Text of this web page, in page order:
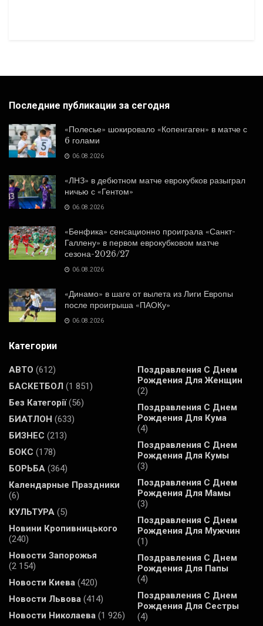
Последние публикации за сегодня
«Полесье» шокировало «Копенгаген» в матче с
6 голами
06.08.2026
«ЛНЗ» в дебютном матче еврокубков разыграл
ничью с «Гентом»
06.08.2026
«Бенфика» сенсационно проиграла «Санкт-
Галлену» в первом еврокубковом матче
сезона-2026/27
06.08.2026
«Динамо» в шаге от вылета из Лиги Европы
после проигрыша «ПАОКу»
06.08.2026
Категории
АВТО (612)
БАСКЕТБОЛ (1 851)
Без Категорії(56)
БИАТЛОН (633)
БИЗНЕС (213)
БОКС (178)
БОРЬБА (364)
Календарные Праздники
(6)
КУЛЬТУРА (5)
Новини Кропивницького
(240)
Новости Запорожья
(2 154)
Новости Киева (420)
Новости Львова (414)
Новости Николаева (1 926)
Поздравления С Днем
Рождения Для Женщин
(2)
Поздравления С Днем
Рождения Для Кума
(4)
Поздравления С Днем
Рождения Для Кумы
(3)
Поздравления С Днем
Рождения Для Мамы
(3)
Поздравления С Днем
Рождения Для Мужчин
(1)
Поздравления С Днем
Рождения Для Папы
(4)
Поздравления С Днем
Рождения Для Сестры
(4)